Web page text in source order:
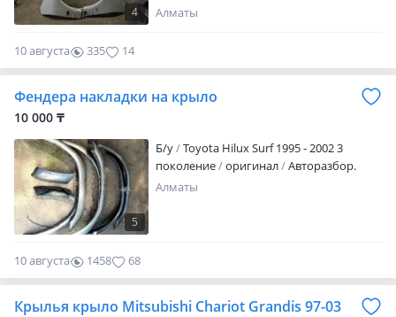
4
Алматы
10 августа 335 14
Фендера накладки на крыло
10 000 ₸
5
Б/y
Toyota Hilux Surf 1995 - 2002 3
поколение
оригинал
Авторазбор.
Алматы
10 августа 1458 68
Крылья крыло Mitsubishi Chariot Grandis 97-03